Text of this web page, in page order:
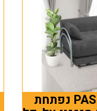
ספת נוער PASHA נפתחת